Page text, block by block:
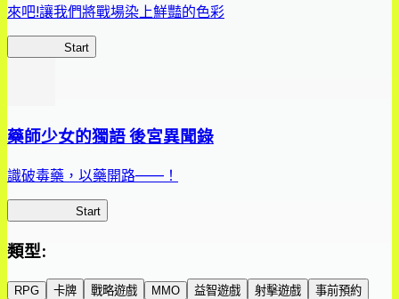
來吧!讓我們將戰場染上鮮豔的色彩
Start
藥師少女的獨語 後宮異聞錄
識破毒藥，以藥開路——！
Start
類型:
RPG 卡牌 戰略遊戲 MMO 益智遊戲 射擊遊戲 事前預約